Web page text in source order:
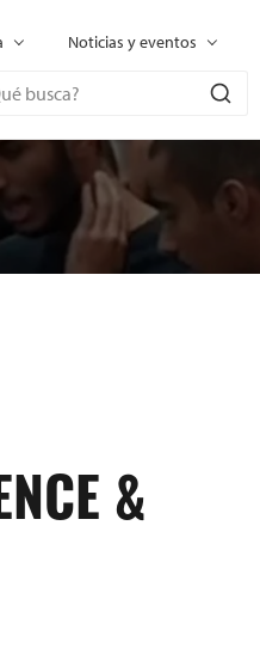
Noticias y eventos
&